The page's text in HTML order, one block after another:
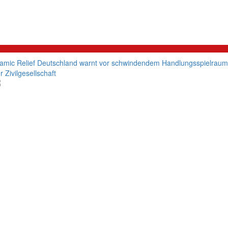
Relief Deutschland warnt vor schwindendem Handlungsspielraum
Zivilgesellschaft